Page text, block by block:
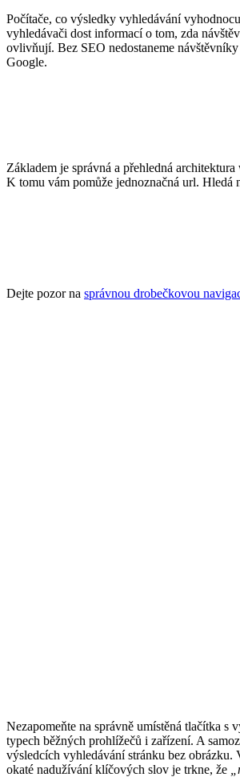
Počítače, co výsledky vyhledávání
vyhledávači dost informací o tom, zda
ovlivňují. Bez SEO nedostaneme
Google.
Základem je správná a přehledná
K tomu vám pomůže jednoznačná url. Hledá
Dejte pozor na správnou drobečkovou
Nezapomeňte na správně umístěná tlačítka
typech běžných prohlížečů i zařízení. A
výsledcích vyhledávání stránku bez obrázku.
okaté nadužívání klíčových slov je trkne, že